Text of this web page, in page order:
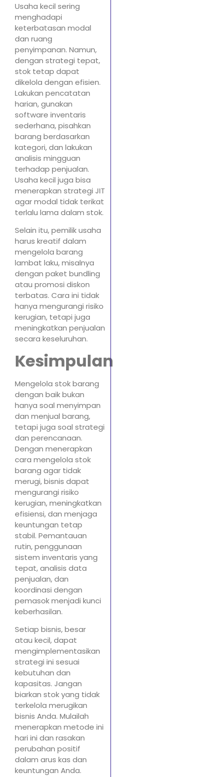
Usaha kecil sering
menghadapi
keterbatasan modal
dan ruang
penyimpanan. Namun,
dengan strategi tepat,
stok tetap dapat
dikelola dengan efisien.
Lakukan pencatatan
harian, gunakan
software inventaris
sederhana, pisahkan
barang berdasarkan
kategori, dan lakukan
analisis mingguan
terhadap penjualan.
Usaha kecil juga bisa
menerapkan strategi JIT
agar modal tidak terikat
terlalu lama dalam stok.
Selain itu, pemilik usaha
harus kreatif dalam
mengelola barang
lambat laku, misalnya
dengan paket bundling
atau promosi diskon
terbatas. Cara ini tidak
hanya mengurangi risiko
kerugian, tetapi juga
meningkatkan penjualan
secara keseluruhan.
Kesimpulan
Mengelola stok barang
dengan baik bukan
hanya soal menyimpan
dan menjual barang,
tetapi juga soal strategi
dan perencanaan.
Dengan menerapkan
cara mengelola stok
barang agar tidak
merugi, bisnis dapat
mengurangi risiko
kerugian, meningkatkan
efisiensi, dan menjaga
keuntungan tetap
stabil. Pemantauan
rutin, penggunaan
sistem inventaris yang
tepat, analisis data
penjualan, dan
koordinasi dengan
pemasok menjadi kunci
keberhasilan.
Setiap bisnis, besar
atau kecil, dapat
mengimplementasikan
strategi ini sesuai
kebutuhan dan
kapasitas. Jangan
biarkan stok yang tidak
terkelola merugikan
bisnis Anda. Mulailah
menerapkan metode ini
hari ini dan rasakan
perubahan positif
dalam arus kas dan
keuntungan Anda.